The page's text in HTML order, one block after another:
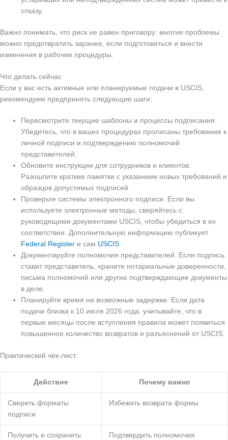
отказу.
Важно понимать, что риск не равен приговору: многие проблемы
можно предотвратить заранее, если подготовиться и внести
изменения в рабочие процедуры.
Что делать сейчас
Если у вас есть активные или планируемые подачи в USCIS,
рекомендуем предпринять следующие шаги:
Пересмотрите текущие шаблоны и процессы подписания.
Убедитесь, что в ваших процедурах прописаны требования к
личной подписи и подтверждению полномочий
представителей.
Обновите инструкции для сотрудников и клиентов.
Разошлите краткие памятки с указанием новых требований и
образцов допустимых подписей.
Проверьте системы электронного подписи. Если вы
используете электронные методы, сверяйтесь с
руководящими документами USCIS, чтобы убедиться в их
соответствии. Дополнительную информацию публикует
Federal Register и сам USCIS.
Документируйте полномочия представителей. Если подпись
ставит представитель, храните нотариальные доверенности,
письма полномочий или другие подтверждающие документы
в деле.
Планируйте время на возможные задержки. Если дата
подачи близка к 10 июля 2026 года, учитывайте, что в
первые месяцы после вступления правила может появиться
повышенное количество возвратов и разъяснений от USCIS.
Практический чек-лист:
Действие Почему важно
Сверить форматы
подписи
Избежать возврата формы
Получить и сохранить
Подтвердить полномочия